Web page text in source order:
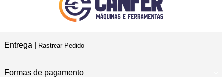
Entrega | Rastrear Pedido
Formas de pagamento